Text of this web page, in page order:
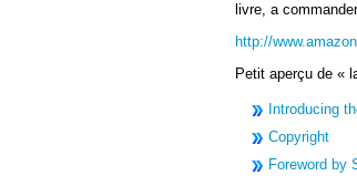
livre, a
http://
Petit aperçu de «
Introducing
Copyright
Foreword by